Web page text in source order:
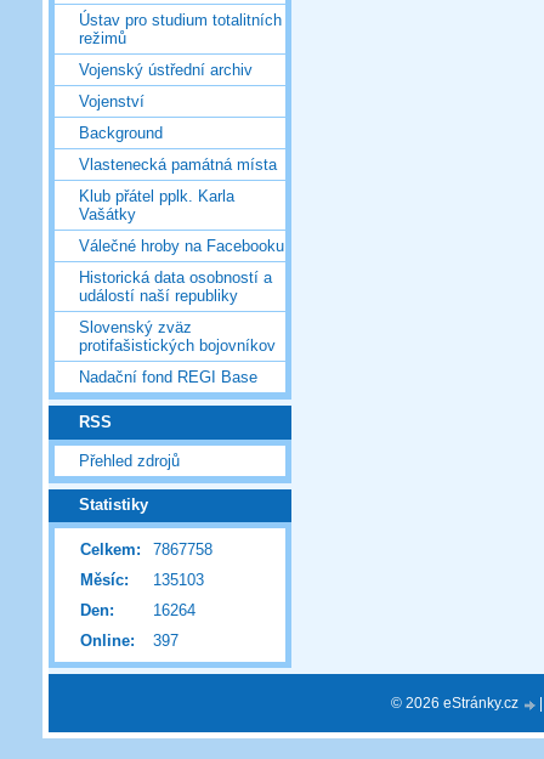
Ústav pro studium totalitních
režimů
Vojenský ústřední archiv
Vojenství
Background
Vlastenecká památná místa
Klub přátel pplk. Karla
Vašátky
Válečné hroby na Facebooku
Historická data osobností a
událostí naší republiky
Slovenský zväz
protifašistických bojovníkov
Nadační fond REGI Base
RSS
Přehled zdrojů
Statistiky
Online: 397
Celkem:
7867758
Měsíc:
135103
Den:
16264
© 2026 eStránky.cz